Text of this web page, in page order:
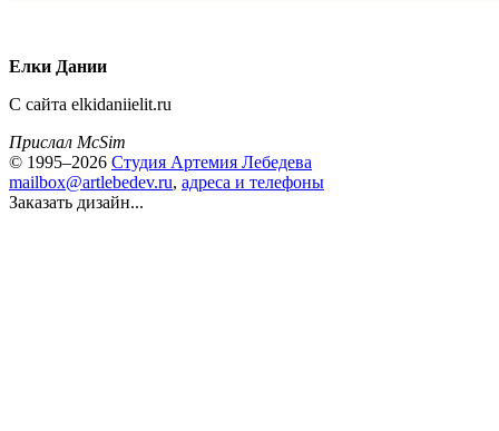
Елки Дании
С сайта elkidaniielit.ru
Прислал McSim
© 1995–2026 Студия Артемия Лебедева
mailbox@artlebedev.ru, адреса и телефоны
Заказать дизайн...